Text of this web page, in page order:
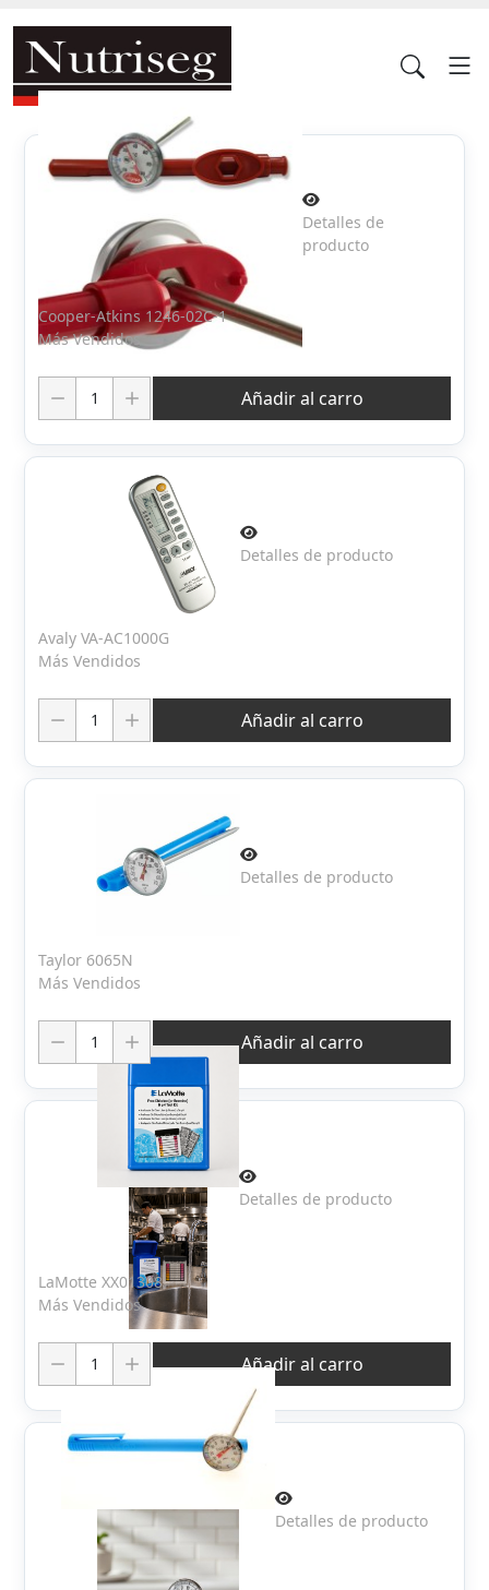
Detalles de
producto
Cooper-Atkins 1246-02C-1
Más Vendidos
Añadir al carro
Detalles de producto
Avaly VA-AC1000G
Más Vendidos
Añadir al carro
Detalles de producto
Taylor 6065N
Más Vendidos
Añadir al carro
Detalles de producto
LaMotte XX01308
Más Vendidos
Añadir al carro
Detalles de producto